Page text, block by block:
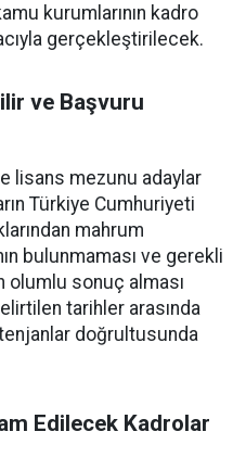
kurumlarının kadro
gerçekleştirilecek.
ve Başvuru
lisans mezunu adaylar
Türkiye Cumhuriyeti
mahrum
bulunmaması ve gerekli
olumlu sonuç alması
tarihler arasında
doğrultusunda
Edilecek Kadrolar